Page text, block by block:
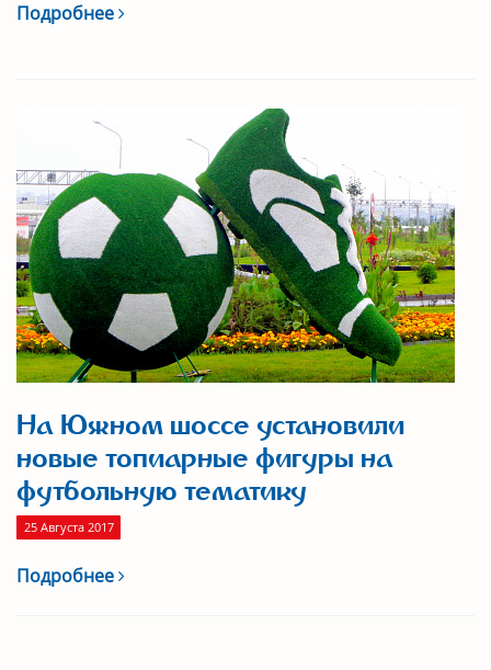
Подробнее
На Южном шоссе установили
новые топиарные фигуры на
футбольную тематику
25 Августа 2017
Подробнее